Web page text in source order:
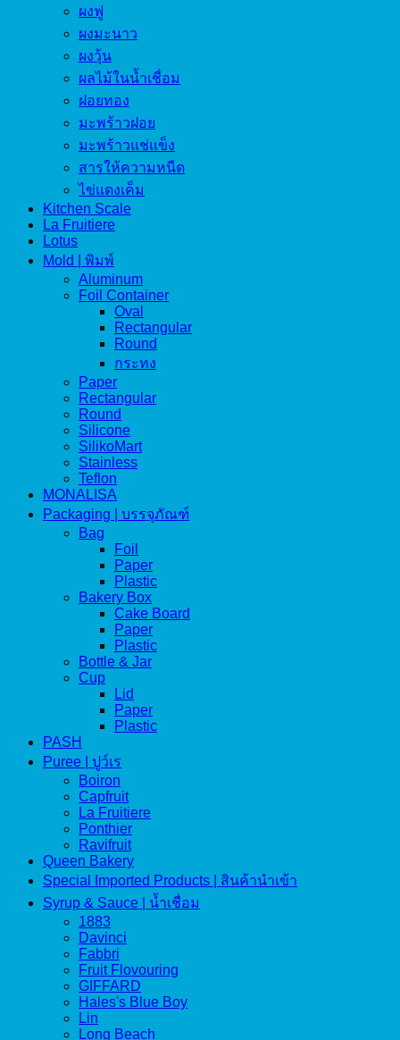
ผงฟู
ผงมะนาว
ผงวุ้น
ผลไม้ในน้ำเชื่อม
ฝอยทอง
มะพร้าวฝอย
มะพร้าวแช่แข็ง
สารให้ความหนืด
ไข่แดงเค็ม
Kitchen Scale
La Fruitiere
Lotus
Mold | พิมพ์
Aluminum
Foil Container
Oval
Rectangular
Round
กระทง
Paper
Rectangular
Round
Silicone
SilikoMart
Stainless
Teflon
MONALISA
Packaging | บรรจุภัณฑ์
Bag
Foil
Paper
Plastic
Bakery Box
Cake Board
Paper
Plastic
Bottle & Jar
Cup
Lid
Paper
Plastic
PASH
Puree | ปูว์เร
Boiron
Capfruit
La Fruitiere
Ponthier
Ravifruit
Queen Bakery
Special Imported Products | สินค้านำเข้า
Syrup & Sauce | น้ำเชื่อม
1883
Davinci
Fabbri
Fruit Flovouring
GIFFARD
Hales's Blue Boy
Lin
Long Beach